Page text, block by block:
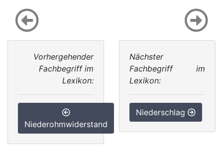
Vorhergehender
Fachbegriff im
Lexikon:
Niederohmwiderstand
Nächster
Fachbegriff im
Lexikon:
Niederschlag